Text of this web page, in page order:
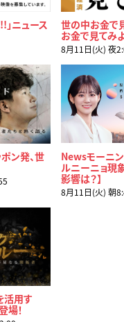
」ニュース
世の中お金で
お金で見てみよ
8月11日(火) 夜
ン発、世
Newsモーニン
ルニーニョ現
影響は？】
8月11日(火) 朝
活用す
場！